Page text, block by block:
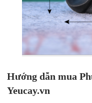
Hướng dẫn mua
Yeucay.vn